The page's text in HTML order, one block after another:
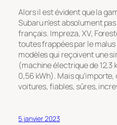
Alors il est évident que la
Subaru n’est absolument
français. Impreza, XV,
toutes frappées par le
modèles qui reçoivent une
(machine électrique de 12,3
0,56 kWh). Mais
voitures, fiables, sûres,
5 janvier 2023